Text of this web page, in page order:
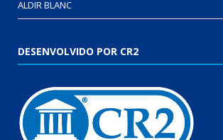
ALDIR BLANC
DESENVOLVIDO POR CR2